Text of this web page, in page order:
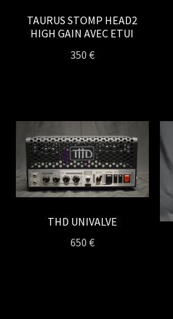
TAURUS STOMP HEAD2
HIGH GAIN AVEC ETUI
350 €
THD UNIVALVE
650 €